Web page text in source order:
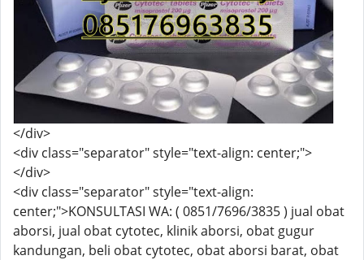
</div>
<div class="separator" style="text-align: center;">
</div>
<div class="separator" style="text-align:
center;">KONSULTASI WA: ( 0851/7696/3835 ) jual obat
aborsi, jual obat cytotec, klinik aborsi, obat gugur
kandungan, beli obat cytotec, obat aborsi barat, obat